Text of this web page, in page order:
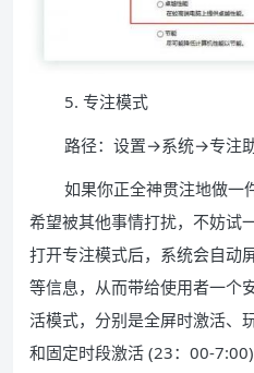
5. 专注模式
路径：设置→系统→专注
如果你正全神贯注地做一
希望被其他事情打扰，不妨试
打开专注模式后，系统会自动
等信息，从而带给使用者一个
活模式，分别是全屏时激活、
和固定时段激活 (23：00-